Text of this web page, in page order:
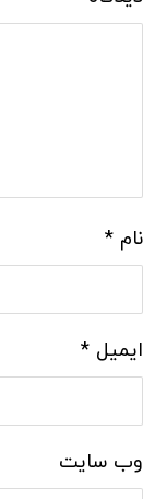
نام*
ایمیل*
وب‌ سایت